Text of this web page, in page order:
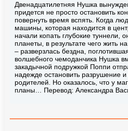
Двенадцатилетняя Нушка
придется не просто остановить
повернуть время вспять. Когда
машины, которая находится в
начали копать глубокие туннели,
планеты, в результате чего жить
– разверзлась бездна,
волшебного чемоданчика Нушка
закадычной подружкой Поппи
надежде остановить разрушение и
родителей. Но оказалось, что у
планы… Перевод: Александра